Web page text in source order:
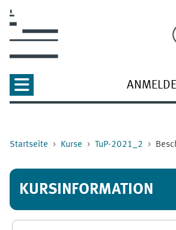
Startseite Kurse TuP-2021_2
KURSINFORMATION